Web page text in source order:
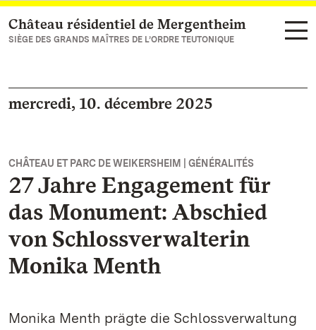
Vers la page d’accueil
Château résidentiel de Mergentheim
SIÈGE DES GRANDS MAÎTRES DE L’ORDRE TEUTONIQUE
mercredi, 10. décembre 2025
CHÂTEAU ET PARC DE WEIKERSHEIM | GÉNÉRALITÉS
27 Jahre Engagement für
das Monument: Abschied
von Schlossverwalterin
Monika Menth
Monika Menth prägte die Schlossverwaltung